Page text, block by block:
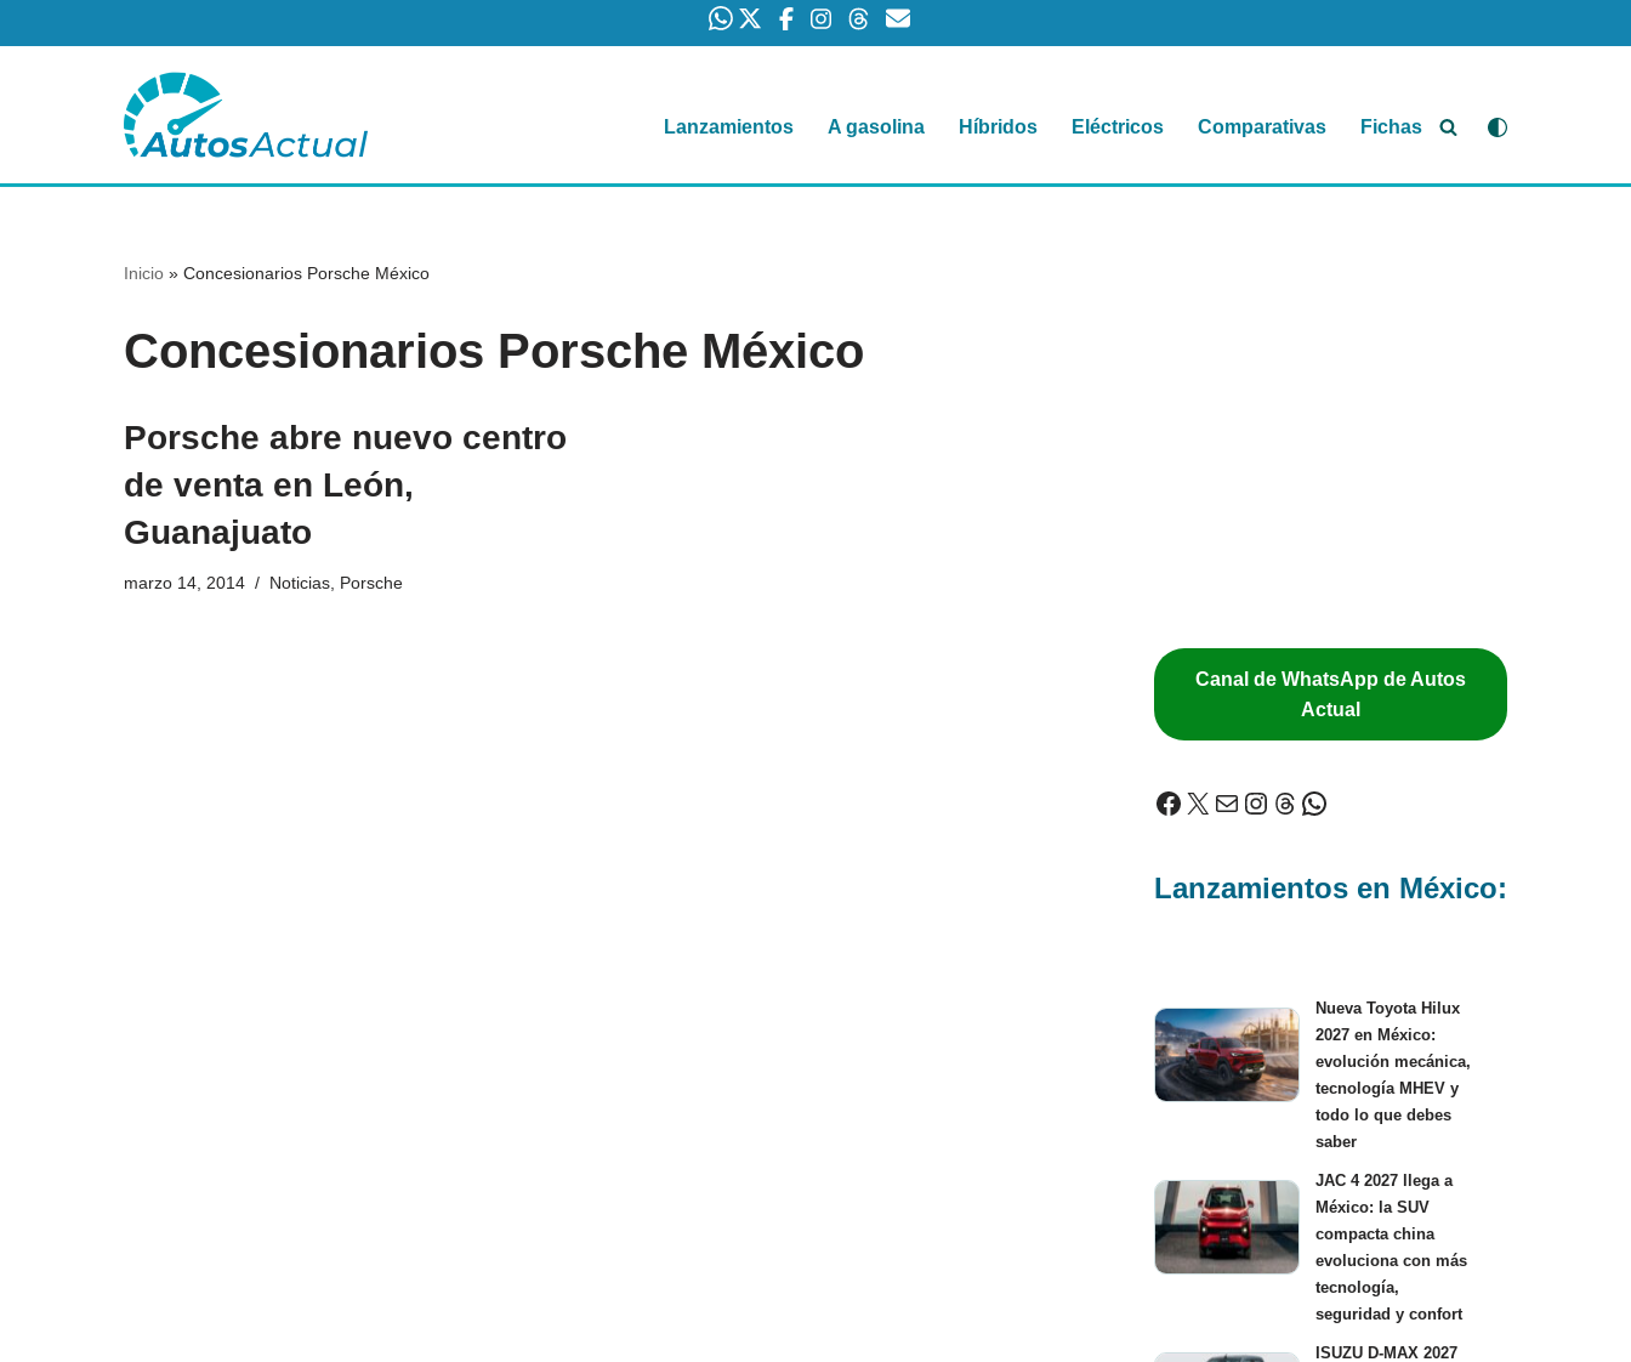
contenido
Lanzamientos A gasolina Híbridos Eléctricos Comparativas Fichas
Inicio » Concesionarios Porsche México
Concesionarios Porsche México
Porsche abre nuevo centro
de venta en León,
Guanajuato
marzo 14, 2014 Noticias, Porsche
Canal de WhatsApp de Autos
Actual
Lanzamientos en México:
Nueva Toyota Hilux
2027 en México:
evolución mecánica,
tecnología MHEV y
todo lo que debes
saber
JAC 4 2027 llega a
México: la SUV
compacta china
evoluciona con más
tecnología,
seguridad y confort
ISUZU D-MAX 2027